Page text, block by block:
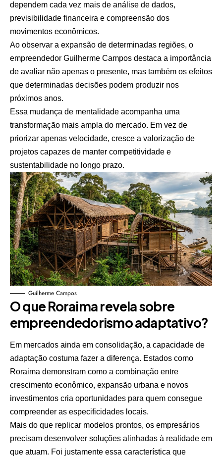
dependem cada vez mais de análise de dados,
previsibilidade financeira e compreensão dos
movimentos econômicos.
Ao observar a expansão de determinadas regiões, o
empreendedor Guilherme Campos destaca a importância
de avaliar não apenas o presente, mas também os efeitos
que determinadas decisões podem produzir nos
próximos anos.
Essa mudança de mentalidade acompanha uma
transformação mais ampla do mercado. Em vez de
priorizar apenas velocidade, cresce a valorização de
projetos capazes de manter competitividade e
sustentabilidade no longo prazo.
Guilherme Campos
O que Roraima revela sobre
empreendedorismo adaptativo?
Em mercados ainda em consolidação, a capacidade de
adaptação costuma fazer a diferença. Estados como
Roraima demonstram como a combinação entre
crescimento econômico, expansão urbana e novos
investimentos cria oportunidades para quem consegue
compreender as especificidades locais.
Mais do que replicar modelos prontos, os empresários
precisam desenvolver soluções alinhadas à realidade em
que atuam. Foi justamente essa característica que